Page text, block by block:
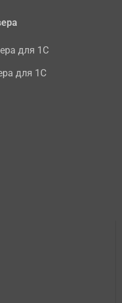
для 1С
для 1С